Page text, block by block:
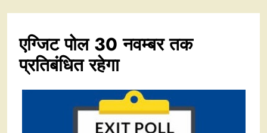
एग्जिट पोल 30 नवम्बर तक
प्रतिबंधित रहेगा